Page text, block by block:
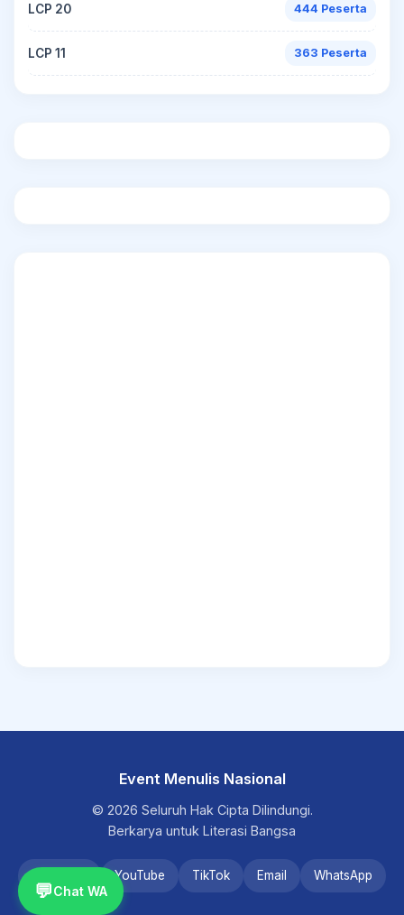
LCP 20 444 Peserta
LCP 11 363 Peserta
Event Menulis Nasional
© 2026 Seluruh Hak Cipta Dilindungi.
Berkarya untuk Literasi Bangsa
YouTube TikTok Email WhatsApp
💬Chat WA